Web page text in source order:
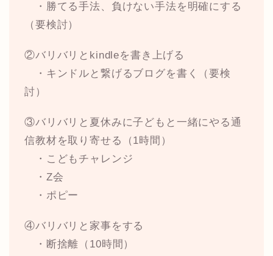
・勝てる手法、負けない手法を明確にする
（要検討）
②バリバリとkindleを書き上げる
・キンドルと繋げるブログを書く（要検
討）
③バリバリと夏休みに子どもと一緒にやる通
信教材を取り寄せる（1時間）
・こどもチャレンジ
・Z会
・ポピー
④バリバリと家事をする
・断捨離（10時間）